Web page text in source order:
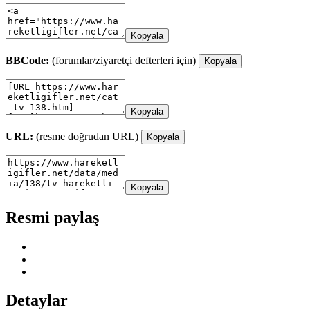
Kopyala
BBCode: (forumlar/ziyaretçi defterleri için) Kopyala
Kopyala
URL: (resme doğrudan URL) Kopyala
Kopyala
Resmi paylaş
Detaylar